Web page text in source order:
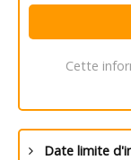
Cette
Date limite